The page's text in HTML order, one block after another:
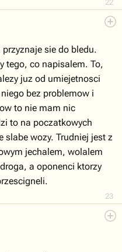
22
23
sie do bledu.
tego, co napisalem. To,
juz od umiejetnosci
bez problemow i
to nie mam nic
to na poczatkowych
slabe wozy. Trudniej jest z
jechalem, wolalem
a oponenci ktorzy